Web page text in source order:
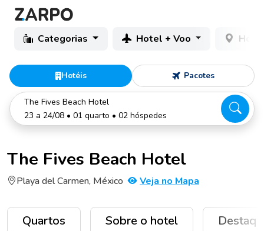
Categorias Hotel + Voo
Hotéis Pacotes
The Fives Beach Hotel
23 a 24/08 • 01 quarto • 02 hóspedes
The Fives Beach Hotel
Playa del Carmen, México Veja no Mapa
Quartos Sobre o hotel